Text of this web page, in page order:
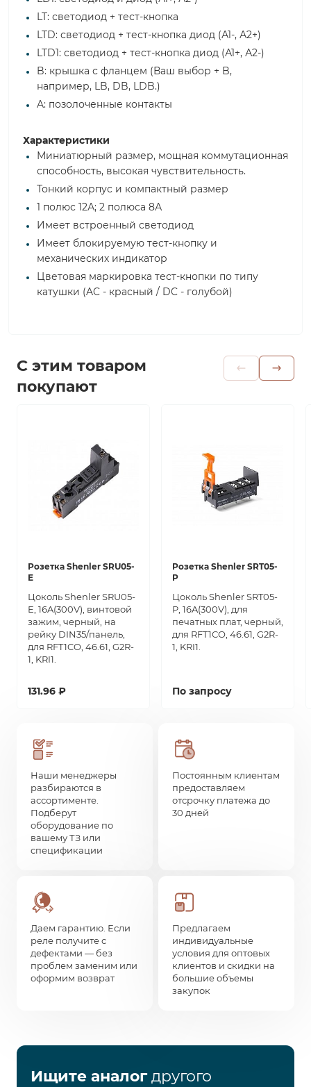
LT: светодиод + тест-кнопка
LTD: светодиод + тест-кнопка диод (А1-, А2+)
LTD1: светодиод + тест-кнопка диод (А1+, А2-)
B: крышка с фланцем (Ваш выбор + B,
например, LB, DB, LDB.)
A: позолоченные контакты
Характеристики
Миниатюрный размер, мощная коммутационная
способность, высокая чувствительность.
Тонкий корпус и компактный размер
1 полюс 12А; 2 полюса 8А
Имеет встроенный светодиод
Имеет блокируемую тест-кнопку и
механических индикатор
Цветовая маркировка тест-кнопки по типу
катушки (AC - красный / DC - голубой)
С этим товаром
покупают
Розетка Shenler SRU05-
E
Цоколь Shenler SRU05-
E, 16A(300V), винтовой
зажим, черный, на
рейку DIN35/панель,
для RFT1CO, 46.61, G2R-
1, KRI1.
131.96 ₽
Розетка Shenler SRT05-
P
Цоколь Shenler SRT05-
P, 16A(300V), для
печатных плат, черный,
для RFT1CO, 46.61, G2R-
1, KRI1.
По запросу
Наши менеджеры
разбираются в
ассортименте.
Подберут
оборудование по
вашему ТЗ или
спецификации
Постоянным клиентам
предоставляем
отсрочку платежа до
30 дней
Даем гарантию. Если
реле получите с
дефектами — без
проблем заменим или
оформим возврат
Предлагаем
индивидуальные
условия для оптовых
клиентов и скидки на
большие объемы
закупок
Ищите аналогдругого